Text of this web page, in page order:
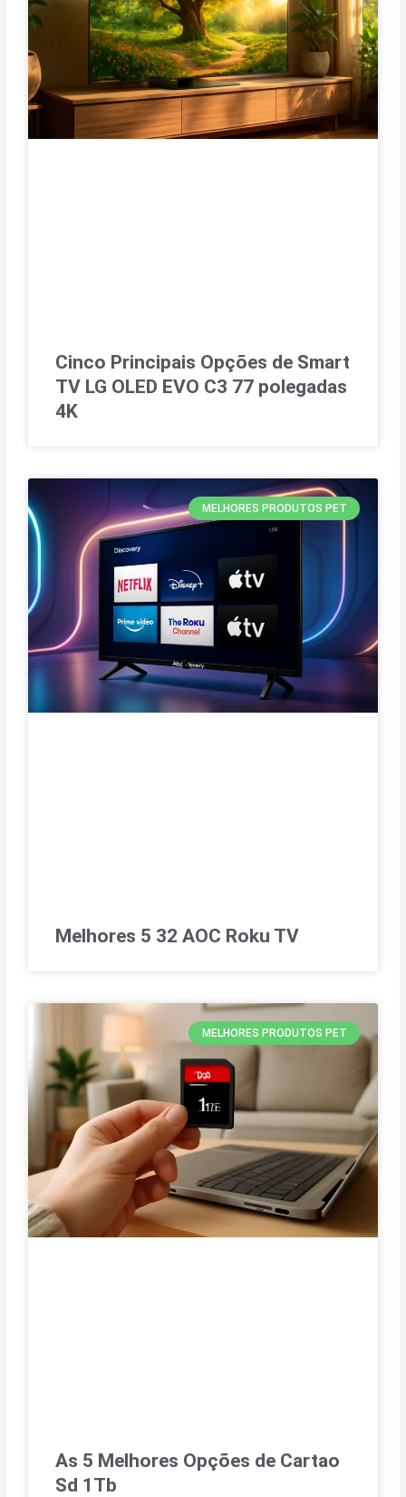
Cinco Principais Opções de Smart
TV LG OLED EVO C3 77 polegadas
4K
MELHORES PRODUTOS PET
Melhores 5 32 AOC Roku TV
MELHORES PRODUTOS PET
As 5 Melhores Opções de Cartao
Sd 1Tb